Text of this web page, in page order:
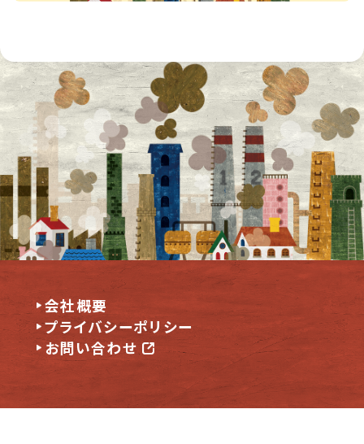
会社概要
プライバシーポリシー
お問い合わせ